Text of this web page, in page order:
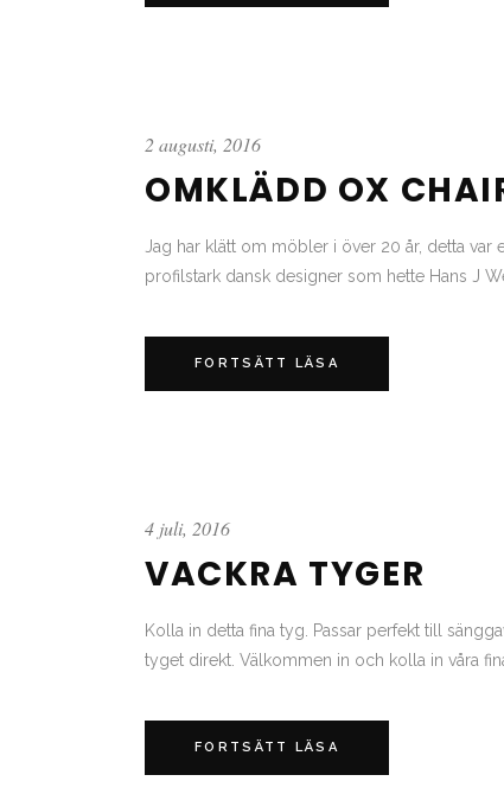
2 augusti, 2016
OMKLÄDD OX
Jag har klätt om möbler i över 20 år, detta var
profilstark dansk designer som hette Hans J
FORTSÄTT LÄSA
4 juli, 2016
VACKRA TYGER
Kolla in detta fina tyg. Passar perfekt till
tyget direkt. Välkommen in och kolla in våra
FORTSÄTT LÄSA